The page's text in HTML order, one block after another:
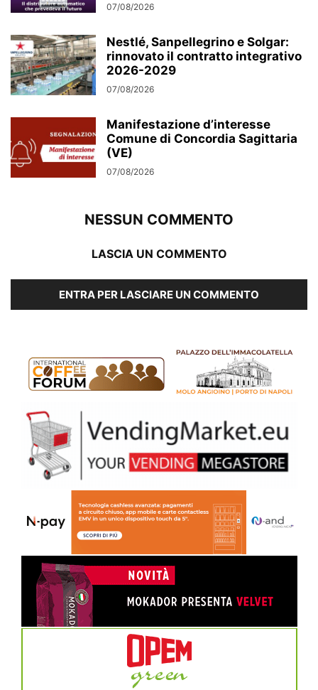
07/08/2026
Nestlé, Sanpellegrino e Solgar:
rinnovato il contratto integrativo
2026-2029
07/08/2026
Manifestazione d’interesse
Comune di Concordia Sagittaria
(VE)
07/08/2026
NESSUN COMMENTO
LASCIA UN COMMENTO
ENTRA PER LASCIARE UN COMMENTO